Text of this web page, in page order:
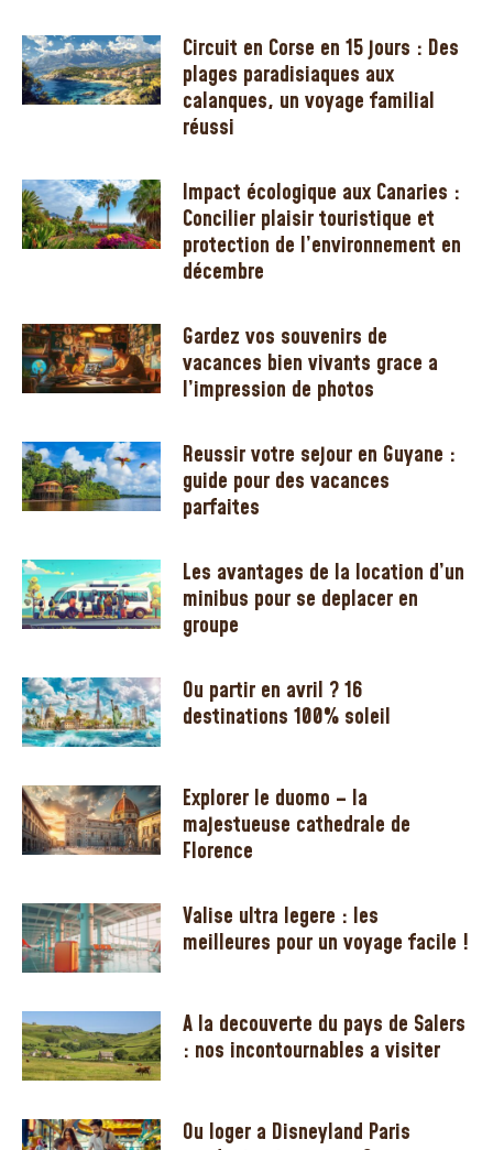
Circuit en Corse en 15 jours : Des
plages paradisiaques aux
calanques, un voyage familial
réussi
Impact écologique aux Canaries :
Concilier plaisir touristique et
protection de l’environnement en
décembre
Gardez vos souvenirs de
vacances bien vivants grace a
l’impression de photos
Reussir votre sejour en Guyane :
guide pour des vacances
parfaites
Les avantages de la location d’un
minibus pour se deplacer en
groupe
Ou partir en avril ? 16
destinations 100% soleil
Explorer le duomo – la
majestueuse cathedrale de
Florence
Valise ultra legere : les
meilleures pour un voyage facile !
A la decouverte du pays de Salers
: nos incontournables a visiter
Ou loger a Disneyland Paris